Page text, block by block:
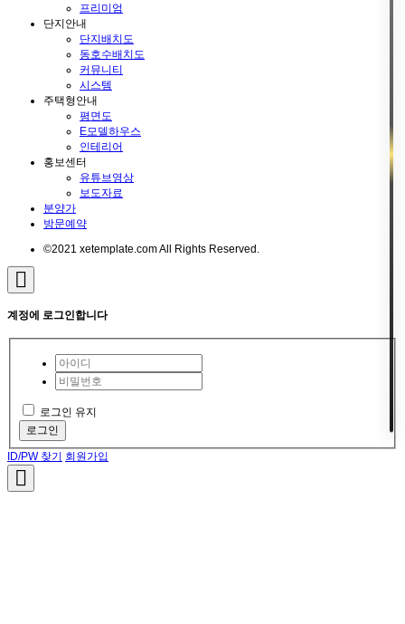
프리미엄
단지안내
단지배치도
동호수배치도
커뮤니티
시스템
주택형안내
평면도
E모델하우스
인테리어
홍보센터
유튜브영상
보도자료
분양가
방문예약
©2021 xetemplate.com All Rights Reserved.
계정에 로그인합니다
로그인 유지
로그인
ID/PW 찾기 회원가입